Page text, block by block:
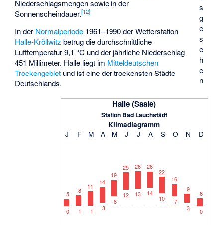
s
g
e
s
e
h
e
n
Niederschlagsmengen sowie in der
Sonnenscheindauer.[12]
In der Normalperiode 1961–1990 der Wetterstation
Halle-Kröllwitz betrug die durchschnittliche
Lufttemperatur 9,1 °C und der jährliche Niederschlag
451 Millimeter. Halle liegt im Mitteldeutschen
Trockengebiet und ist eine der trockensten Städte
Deutschlands.
Halle (Saale)
Station Bad Lauchstädt
Klimadiagramm
J F M A M J J A S O N D
5
0
8
1
11
1
14
3
19
8
25
12
26
13
26
14
22
10
16
7
9
3
6
0